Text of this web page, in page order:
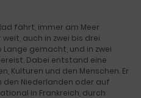
fährt, immer am Meer
auch in zwei bis drei
Lange gemacht, und in zwei
Dabei entstand eine
Kulturen und den Menschen. Er
den Niederlanden oder auf
in Frankreich, durch